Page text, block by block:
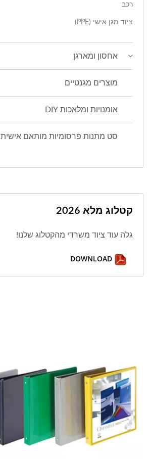
רכב
ציוד מגן אישי (PPE)
אחסון ומארגן
מוצרים מגנטיים
אומנויות ומלאכות DIY
סט מתנות פרסומיות מותאם אישית
קטלוג מלא 2026
גלה עוד ציוד משרדי מהקטלוג שלנו!